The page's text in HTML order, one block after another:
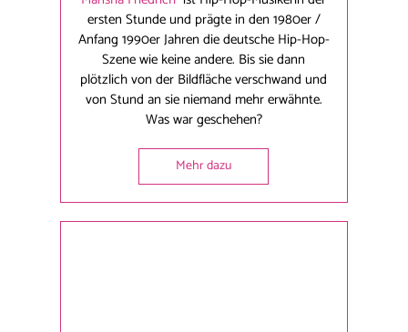
ersten Stunde und prägte in den 1980er /
Anfang 1990er Jahren die deutsche Hip-Hop-
Szene wie keine andere. Bis sie dann
plötzlich von der Bildfläche verschwand und
von Stund an sie niemand mehr erwähnte.
Was war geschehen?
Mehr dazu